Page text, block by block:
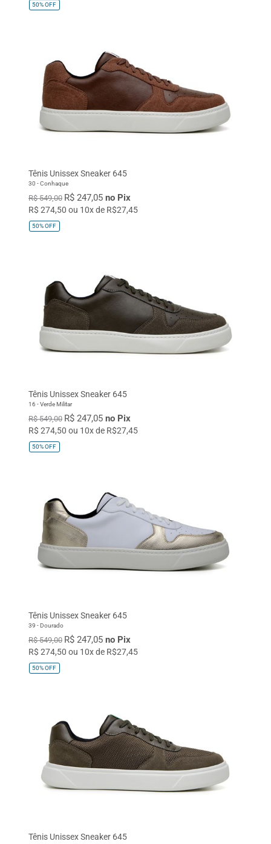
50%OFF
Tênis Unissex Sneaker 645
30 - Conhaque
R$ 549,00 R$ 247,05 no Pix
R$ 274,50 ou 10x de R$27,45
50%OFF
Tênis Unissex Sneaker 645
16 - Verde Militar
R$ 549,00 R$ 247,05 no Pix
R$ 274,50 ou 10x de R$27,45
50%OFF
Tênis Unissex Sneaker 645
39 - Dourado
R$ 549,00 R$ 247,05 no Pix
R$ 274,50 ou 10x de R$27,45
50%OFF
Tênis Unissex Sneaker 645